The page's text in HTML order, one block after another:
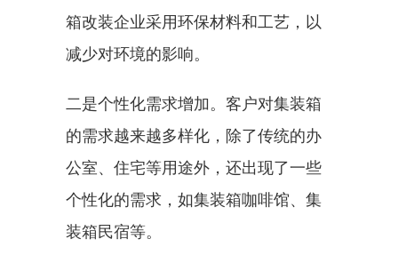
箱改装企业采用环保材料和工艺，以
减少对环境的影响。
二是个性化需求增加。客户对集装箱
的需求越来越多样化，除了传统的办
公室、住宅等用途外，还出现了一些
个性化的需求，如集装箱咖啡馆、集
装箱民宿等。